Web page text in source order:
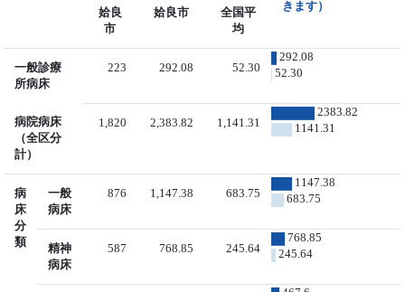
きます）
姶良
市
姶良市
全国平
均
一般診療
所病床
223 292.08 52.30
292.08
52.30
病院病床
（全区分
計）
1,820 2,383.82 1,141.31
2383.82
1141.31
病
床
分
類
一般
病床
876 1,147.38 683.75
1147.38
683.75
精神
病床
587 768.85 245.64
768.85
245.64